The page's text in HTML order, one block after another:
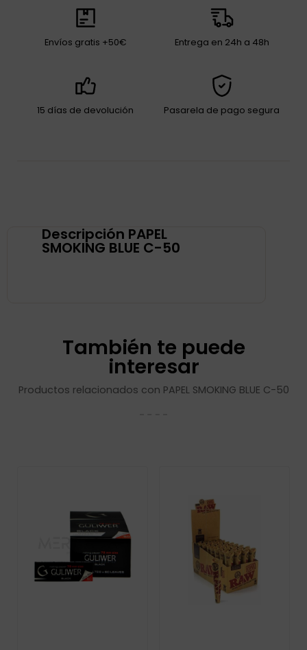
Envíos gratis +50€ Entrega en 24h a 48h
15 días de devolución Pasarela de pago segura
Descripción PAPEL
SMOKING BLUE C-50
También te puede
interesar
Productos relacionados con PAPEL SMOKING BLUE C-50